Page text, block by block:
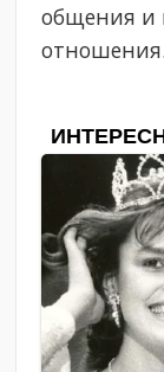
общения и
отношения.